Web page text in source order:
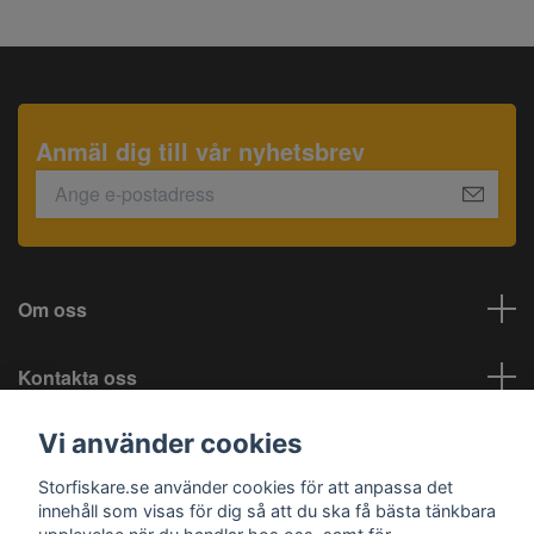
Anmäl dig till vår nyhetsbrev
Om oss
Kontakta oss
Information
Sociala medier
Vi använder cookies
Storfiskare.se använder cookies för att anpassa det
innehåll som visas för dig så att du ska få bästa tänkbara